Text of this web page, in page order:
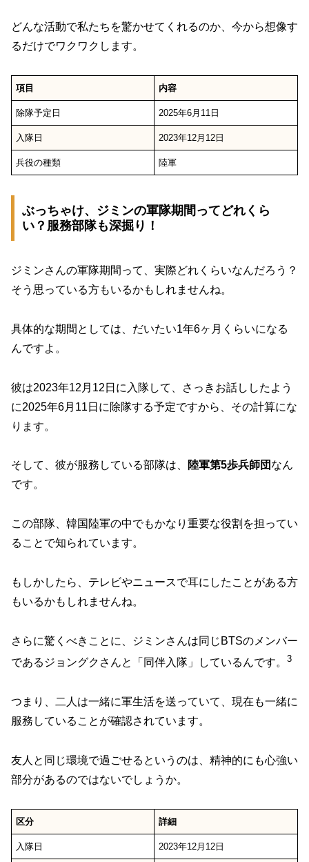
どんな活動で私たちを驚かせてくれるのか、今から想像す
るだけでワクワクします。
項目 内容
除隊予定日 2025年6月11日
入隊日 2023年12月12日
兵役の種類 陸軍
ぶっちゃけ、ジミンの軍隊期間ってどれくら
い？服務部隊も深掘り！
ジミンさんの軍隊期間って、実際どれくらいなんだろう？
そう思っている方もいるかもしれませんね。
具体的な期間としては、だいたい1年6ヶ月くらいになる
んですよ。
彼は2023年12月12日に入隊して、さっきお話ししたよう
に2025年6月11日に除隊する予定ですから、その計算にな
ります。
そして、彼が服務している部隊は、 陸軍第5歩兵師団 なん
です。
この部隊、韓国陸軍の中でもかなり重要な役割を担ってい
ることで知られています。
もしかしたら、テレビやニュースで耳にしたことがある方
もいるかもしれませんね。
さらに驚くべきことに、ジミンさんは同じBTSのメンバー
であるジョングクさんと「同伴入隊」しているんです。 3
つまり、二人は一緒に軍生活を送っていて、現在も一緒に
服務していることが確認されています。
友人と同じ環境で過ごせるというのは、精神的にも心強い
部分があるのではないでしょうか。
区分 詳細
入隊日 2023年12月12日